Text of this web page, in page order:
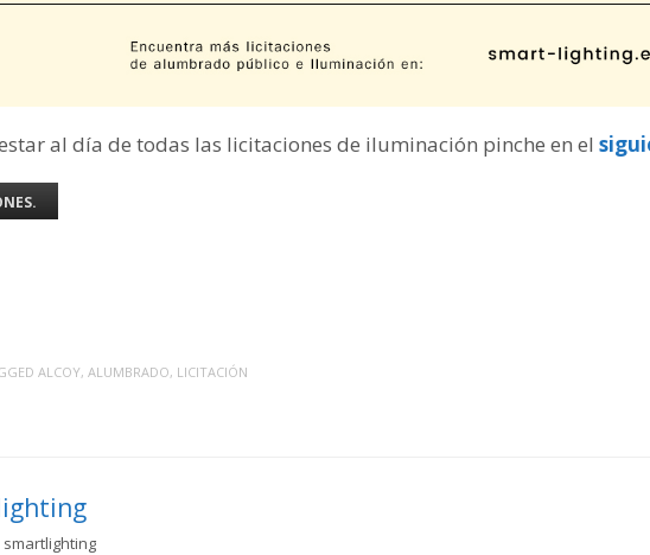
al día de todas las licitaciones de iluminación pinche en el
ALCOY, ALUMBRADO, LICITACIÓN
smartlighting